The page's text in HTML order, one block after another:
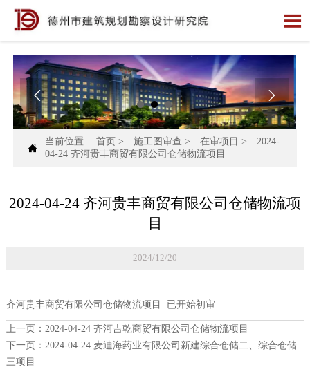

 

当前位置: 首页 > 施工图审查 > 在审项目 >
2024-
04-24 齐河贵丰商贸有限公司仓储物流项目
2024-04-24 齐河贵丰商贸有限公司仓储物流项
目
2024/12/20
齐河贵丰商贸有限公司仓储物流项目 已开始初审
上一页：
2024-04-24 齐河吉乾商贸有限公司仓储物流项目
下一页： 2024-04-24 麦迪海药业有限公司新建综合仓储二、综合仓储
三项目